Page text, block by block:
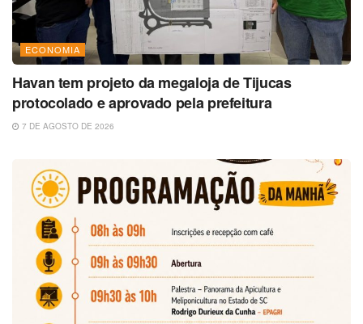
ECONOMIA
Havan tem projeto da megaloja de Tijucas
protocolado e aprovado pela prefeitura
7 DE AGOSTO DE 2026